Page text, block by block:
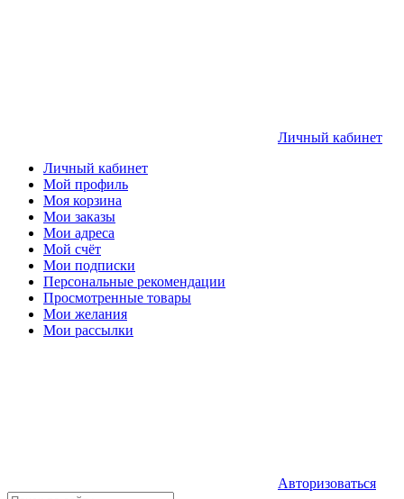
Личный кабинет
Личный кабинет
Мой профиль
Моя корзина
Мои заказы
Мои адреса
Мой счёт
Мои подписки
Персональные рекомендации
Просмотренные товары
Мои желания
Мои рассылки
Авторизоваться